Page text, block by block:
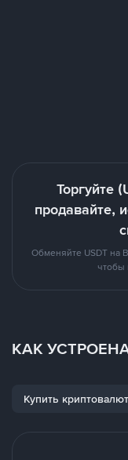
Торгуйте
продавайте,
Обменяйте USDT на
чтобы
КАК
Купить